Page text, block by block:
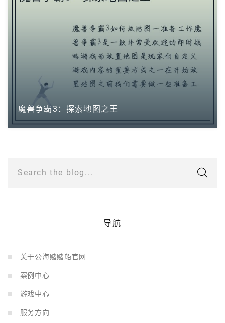
魔兽争霸3：探索地图之王
Search the blog...
导航
关于公海赌赌船官网
案例中心
游戏中心
服务方向